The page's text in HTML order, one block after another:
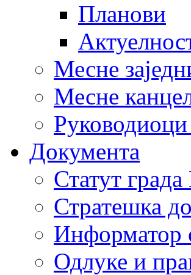
Планови
Месне
Месне
Документа
Статут
Стратешка
Информатор
Одлуке и